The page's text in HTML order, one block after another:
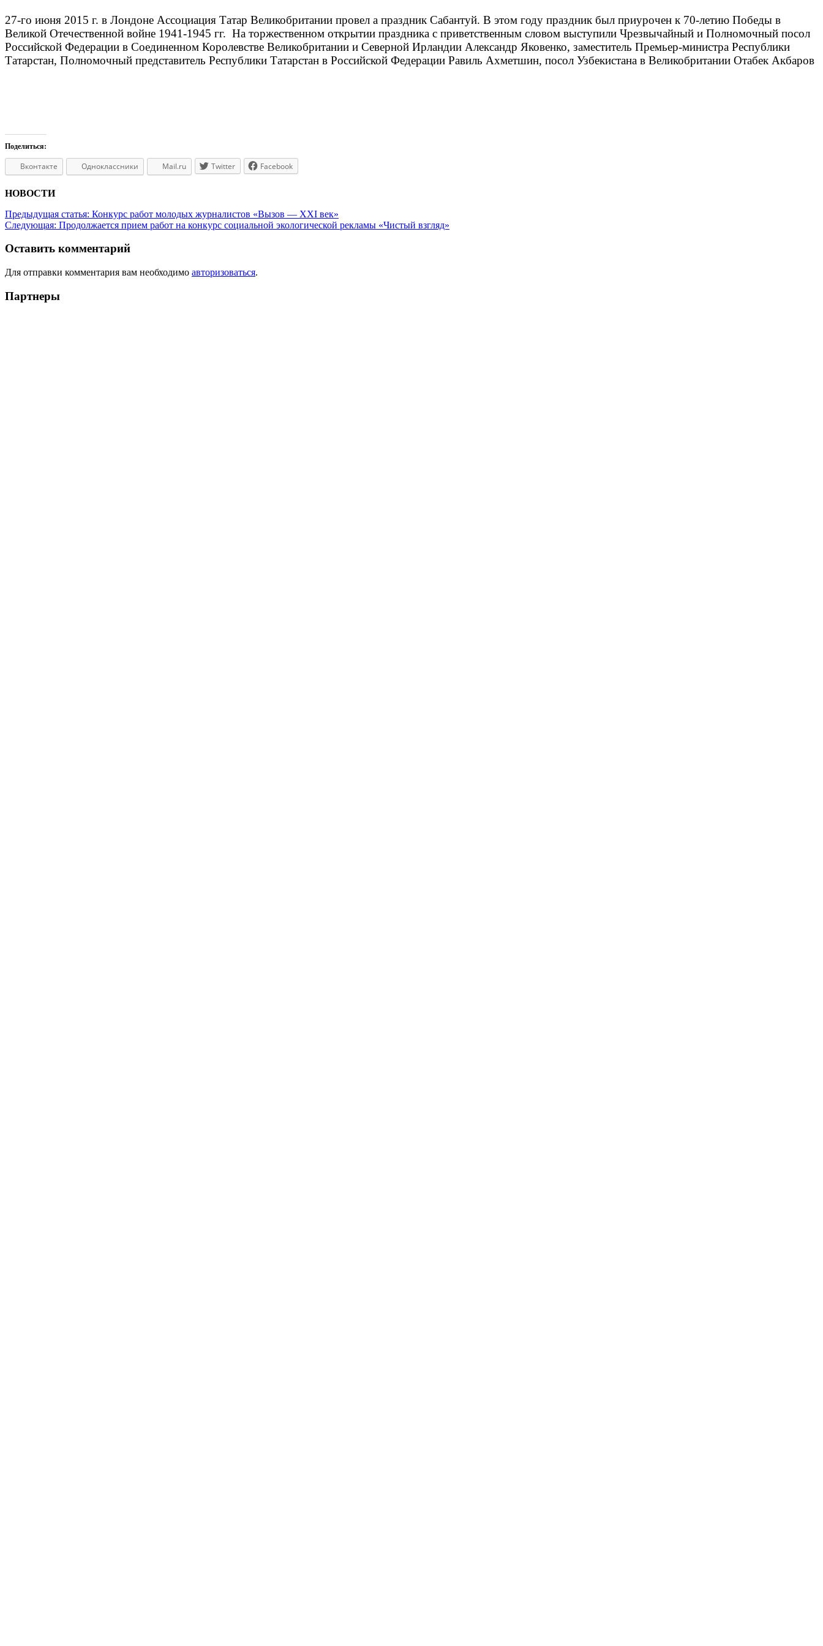
27-го июня 2015 г. в Лондоне Ассоциация Татар Великобритании провел а праздник Сабантуй. В этом году праздник был приурочен к 70-летию Победы в
Великой Отечественной войне 1941-1945 гг. На торжественном открытии праздника с приветственным словом выступили Чрезвычайный и Полномочный посол
Российской Федерации в Соединенном Королевстве Великобритании и Северной Ирландии Александр Яковенко, заместитель Премьер-министра Республики
Татарстан, Полномочный представитель Республики Татарстан в Российской Федерации Равиль Ахметшин, посол Узбекистана в Великобритании Отабек Акбаров
Поделиться:
Вконтакте Одноклассники Mail.ru Twitter Facebook
НОВОСТИ
Предыдущая статья: Конкурс работ молодых журналистов «Вызов — XXI век»
Следующая: Продолжается прием работ на конкурс социальной экологической рекламы «Чистый взгляд»
Оставить комментарий
Для отправки комментария вам необходимо авторизоваться.
Партнеры